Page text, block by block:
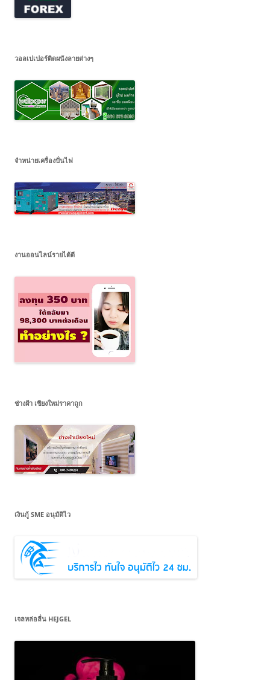
วอลเปเปอร์ติดผนังลายต่างๆ
จำหน่ายเครื่องปั่นไฟ
งานออนไลน์รายได้ดี
ช่างฝ้า เชียงใหม่ราคาถูก
เงินกู้ SME อนุมัติไว
เจลหล่อลื่น HEJGEL